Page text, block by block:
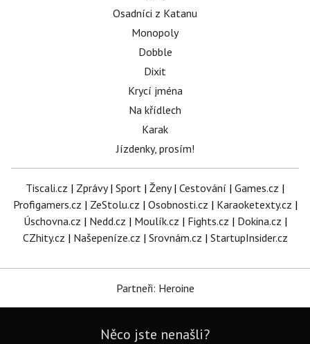
Osadníci z Katanu
Monopoly
Dobble
Dixit
Krycí jména
Na křídlech
Karak
Jízdenky, prosím!
Tiscali.cz | Zprávy| Sport | Ženy| Cestování | Games.cz |
Profigamers.cz | ZeStolu.cz | Osobnosti.cz | Karaoketexty.cz |
Úschovna.cz | Nedd.cz | Moulík.cz | Fights.cz | Dokina.cz |
CZhity.cz | Našepeníze.cz | Srovnám.cz | StartupInsider.cz
Partneři: Heroine
Něco jste nenašli?